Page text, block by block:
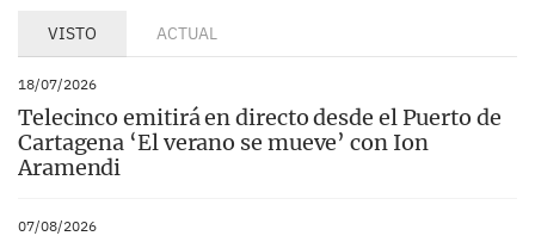
VISTO ACTUAL
18/07/2026
Telecinco emitirá en directo desde el Puerto de
Cartagena ‘El verano se mueve’ con Ion
Aramendi
07/08/2026